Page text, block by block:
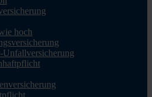
hoch
Unfallversicherung